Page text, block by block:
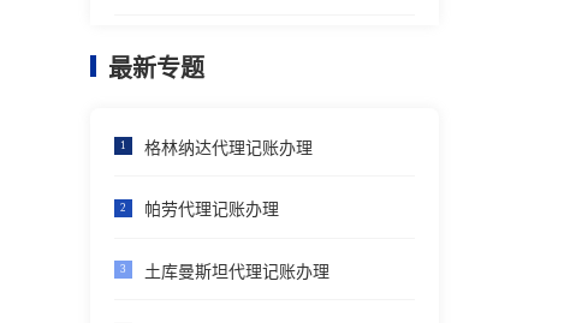
最新专题
1 格林纳达代理记账办理
2 帕劳代理记账办理
3 土库曼斯坦代理记账办理